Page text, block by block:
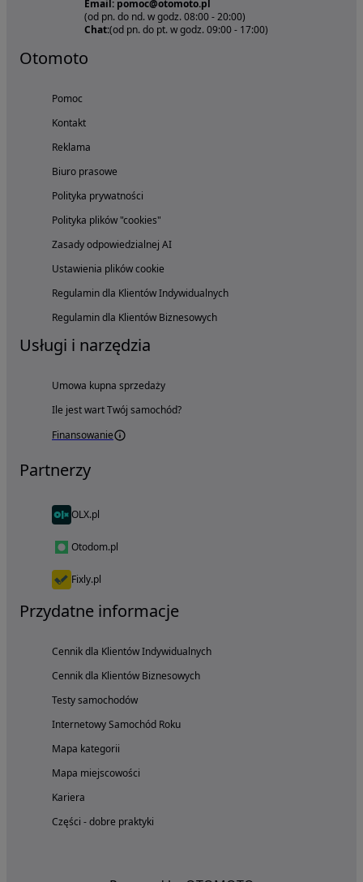
Email: pomoc@otomoto.pl
(od pn. do nd. w godz. 08:00 - 20:00)
Chat:(od pn. do pt. w godz. 09:00 - 17:00)
Otomoto
Pomoc
Kontakt
Reklama
Biuro prasowe
Polityka prywatności
Polityka plików "cookies"
Zasady odpowiedzialnej AI
Ustawienia plików cookie
Regulamin dla Klientów Indywidualnych
Regulamin dla Klientów Biznesowych
Usługi i narzędzia
Umowa kupna sprzedaży
Ile jest wart Twój samochód?
Finansowanie
Partnerzy
OLX.pl
Otodom.pl
Fixly.pl
Przydatne informacje
Cennik dla Klientów Indywidualnych
Cennik dla Klientów Biznesowych
Testy samochodów
Internetowy Samochód Roku
Mapa kategorii
Mapa miejscowości
Kariera
Części - dobre praktyki